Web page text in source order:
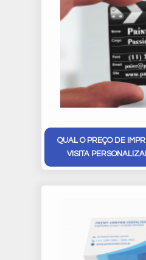
QUAL O PREÇO DE
VISITA